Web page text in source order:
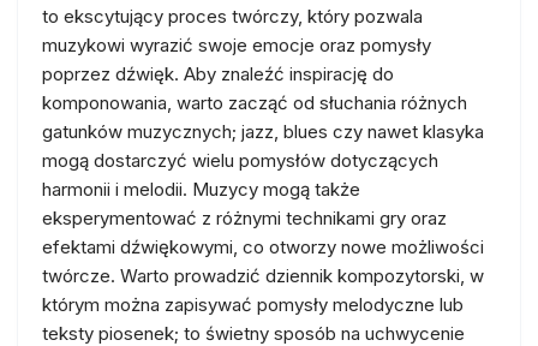
to ekscytujący proces twórczy, który pozwala
muzykowi wyrazić swoje emocje oraz pomysły
poprzez dźwięk. Aby znaleźć inspirację do
komponowania, warto zacząć od słuchania różnych
gatunków muzycznych; jazz, blues czy nawet klasyka
mogą dostarczyć wielu pomysłów dotyczących
harmonii i melodii. Muzycy mogą także
eksperymentować z różnymi technikami gry oraz
efektami dźwiękowymi, co otworzy nowe możliwości
twórcze. Warto prowadzić dziennik kompozytorski, w
którym można zapisywać pomysły melodyczne lub
teksty piosenek; to świetny sposób na uchwycenie